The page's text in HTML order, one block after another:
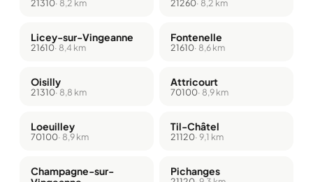
21310· 8,2 km 21260· 8,2 km
Licey-sur-Vingeanne
21610· 8,4 km
Fontenelle
21610· 8,6 km
Oisilly
21310· 8,8 km
Attricourt
70100· 8,9 km
Loeuilley
70100· 8,9 km
Til-Châtel
21120· 9,1 km
Champagne-sur-
Pichanges